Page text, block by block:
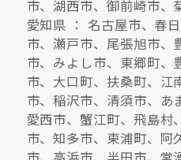
市、湖西市、御前崎市、
愛知県 ： 名古屋市、春
市、瀬戸市、尾張旭市、
市、みよし市、東郷町、
市、大口町、扶桑町、江
市、稲沢市、清須市、あ
愛西市、蟹江町、飛島村
市、知多市、東浦町、阿